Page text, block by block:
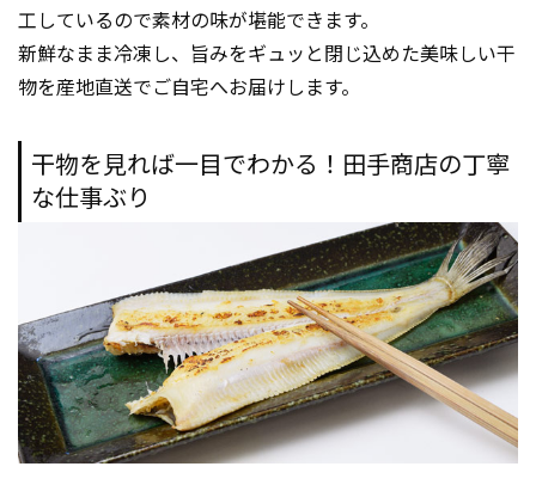
工しているので素材の味が堪能できます。
新鮮なまま冷凍し、旨みをギュッと閉じ込めた美味しい干
物を産地直送でご自宅へお届けします。
干物を見れば一目でわかる！田手商店の丁寧
な仕事ぶり